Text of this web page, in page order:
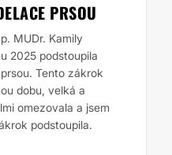
PRSOU
MUDr. Kamily
2025 podstoupila
Tento zákrok
dobu, velká a
omezovala a jsem
podstoupila.